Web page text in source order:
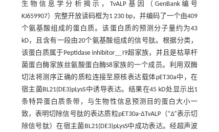
生物信息学分析揭示，TvALP基因（GenBank编号
KJ659907）完整开放读码框为1 230 bp，并编码了一个由409
个氨基酸组成的蛋白质。该蛋白质的预测分子量约为43
kD，且含有一段由20个氨基酸组成的信号肽。根据分类，
该蛋白质属于Peptidase inhibitor＿I9超家族，并且是枯草杆
菌蛋白酶家族丝氨酸蛋白酶S8家族的一个成员。利用双酶
切法将测序正确的质粒连接至原核表达载体pET30a中，在
宿主菌BL21(DE3)pLysS中诱导表达。结果在45 kD处显示出1
条特异蛋白质条带，与生物性信息预测目的蛋白大小一
致，表明切除信号肽的表达质粒pET30a-ΔTvALP（“Δ”表示切
除信号肽）在宿主菌BL21(DE3)pLysS中成功表达。经超声波